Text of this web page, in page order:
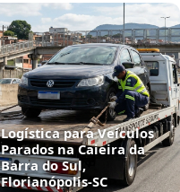
Logística para Veículos
Parados na Caieira da
Barra do Sul,
Florianópolis‑SC